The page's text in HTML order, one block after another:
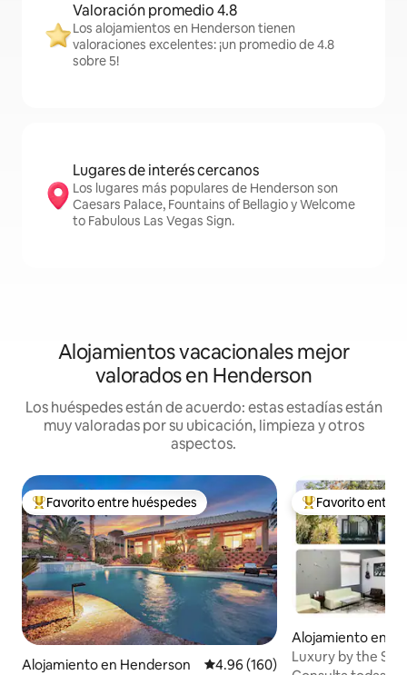
Valoración promedio 4.8
Los alojamientos en Henderson tienen
valoraciones excelentes: ¡un promedio de 4.8
sobre 5!
Lugares de interés cercanos
Los lugares más populares de Henderson son
Caesars Palace, Fountains of Bellagio y Welcome
to Fabulous Las Vegas Sign.
Alojamientos vacacionales mejor
valorados en Henderson
Los huéspedes están de acuerdo: estas estadías están
muy valoradas por su ubicación, limpieza y otros
aspectos.
Favorito entre huéspedes preferido
Favorito entre huéspedes
Alojamiento en Henderson Calificación promedio: 4.96 de
4.96 (160)
Favorito entre
Favorito entre
Alojamiento en
Luxury by the